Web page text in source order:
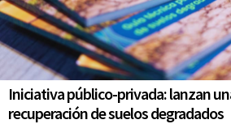
Iniciativa público-privada: lanzan
recuperación de suelos degradados